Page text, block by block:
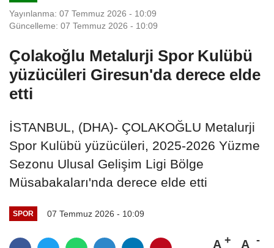
Yayınlanma: 07 Temmuz 2026 - 10:09
Güncelleme: 07 Temmuz 2026 - 10:09
Çolakoğlu Metalurji Spor Kulübü
yüzücüleri Giresun'da derece elde
etti
İSTANBUL, (DHA)- ÇOLAKOĞLU Metalurji
Spor Kulübü yüzücüleri, 2025-2026 Yüzme
Sezonu Ulusal Gelişim Ligi Bölge
Müsabakaları'nda derece elde etti
SPOR 07 Temmuz 2026 - 10:09
A A